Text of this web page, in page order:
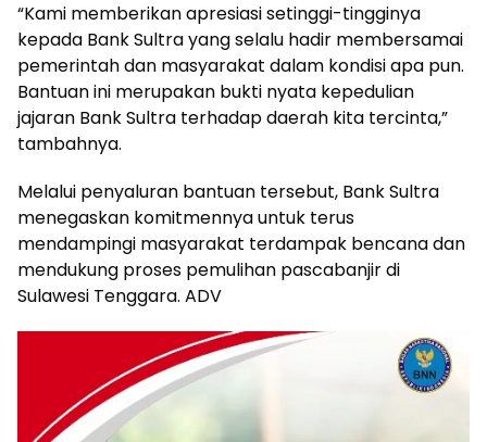
“Kami memberikan apresiasi setinggi-tingginya
kepada Bank Sultra yang selalu hadir membersamai
pemerintah dan masyarakat dalam kondisi apa pun.
Bantuan ini merupakan bukti nyata kepedulian
jajaran Bank Sultra terhadap daerah kita tercinta,”
tambahnya.
Melalui penyaluran bantuan tersebut, Bank Sultra
menegaskan komitmennya untuk terus
mendampingi masyarakat terdampak bencana dan
mendukung proses pemulihan pascabanjir di
Sulawesi Tenggara. ADV